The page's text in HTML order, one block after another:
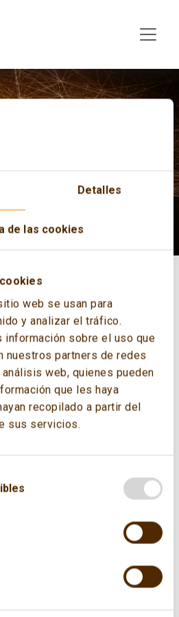
Detalles
de las cookies
web se usan para
y analizar el tráfico.
información sobre el uso que
nuestros partners de redes
web, quienes pueden
que les haya
recopilado a partir del
sus servicios.
Pulse
muestra los
conducida por el
expertos del sector
países. Proporciona
son las principales
e implicaciones de la
desde
2023 | World Energy
April 2022 | World